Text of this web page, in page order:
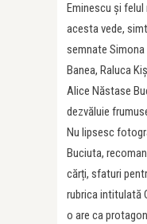
Eminescu și
acesta vede,
semnate Simona
Banea, Raluca
Alice Năstase
dezvăluie
Nu lipsesc
Buciuta,
cărți, sfaturi
rubrica intitulată
o are ca